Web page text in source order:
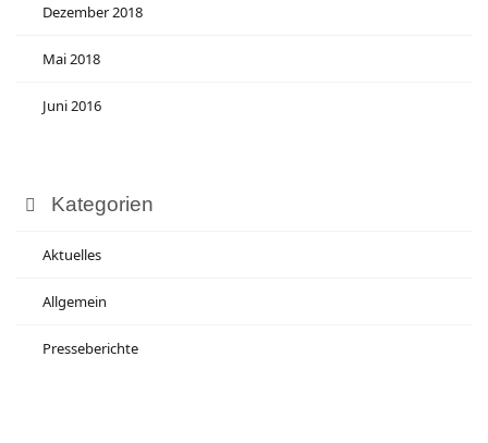
Dezember 2018
Mai 2018
Juni 2016
Kategorien
Aktuelles
Allgemein
Presseberichte